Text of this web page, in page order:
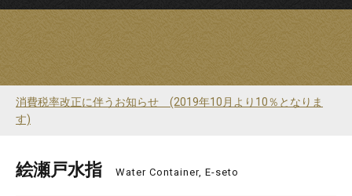
消費税率改正に伴うお知らせ (2019年10月より10％となりま
す)
絵瀬戸水指 Water Container, E-seto